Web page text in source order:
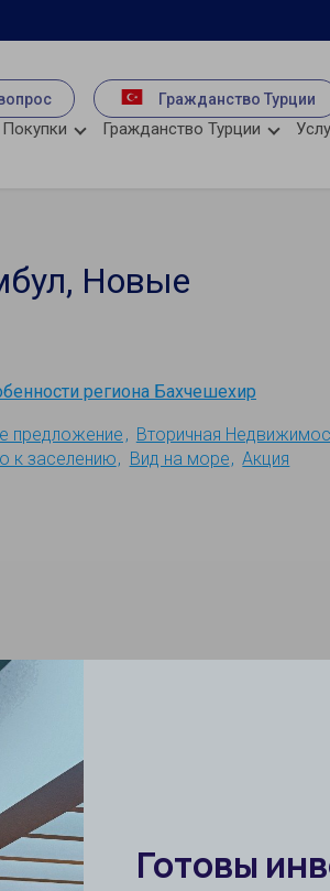
Гражданство Турции
Гражданство Турции
Новые
региона Бахчешехир
предложение
Вторичная
к заселению Вид на море Акция